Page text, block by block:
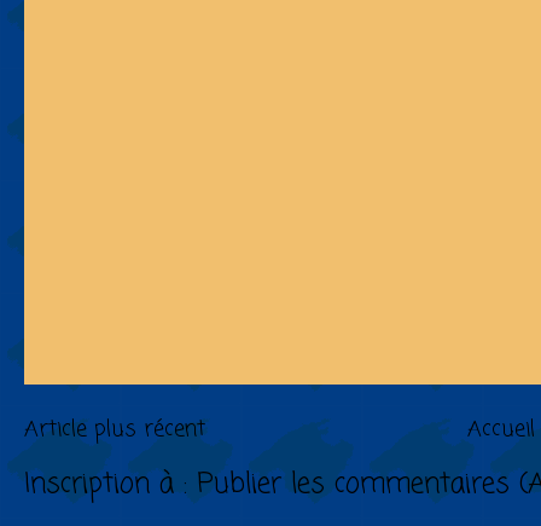
Article plus récent Accueil
Inscription à : Publier les commentaires